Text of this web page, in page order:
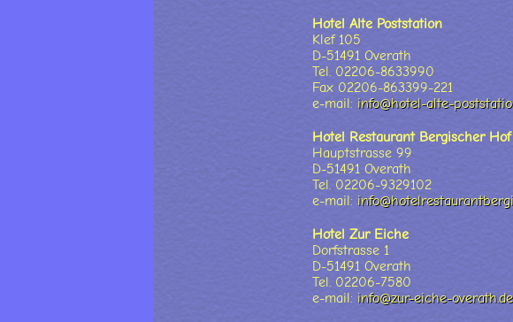
Hotel Alte Poststation
Klef 105
D-51491 Overath
Tel. 02206-8633990
Fax 02206-863399-221
e-mail: info@hotel-alte-
Hotel Restaurant Bergischer Hof
Hauptstrasse 99
D-51491 Overath
Tel. 02206-9329102
e-mail:
Hotel Zur Eiche
Dorfstrasse 1
D-51491 Overath
Tel. 02206-7580
e-mail: info@zur-eiche-overath.de